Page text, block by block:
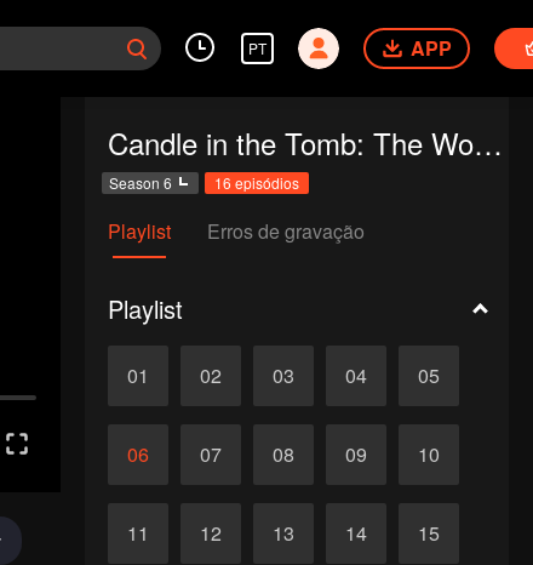
PT APP
Candle in the Tomb: The Worm Valley
Season 6 16 episódios
Playlist Erros de gravação
Playlist
01 02 03 04 05
06 07 08 09 10
11 12 13 14 15